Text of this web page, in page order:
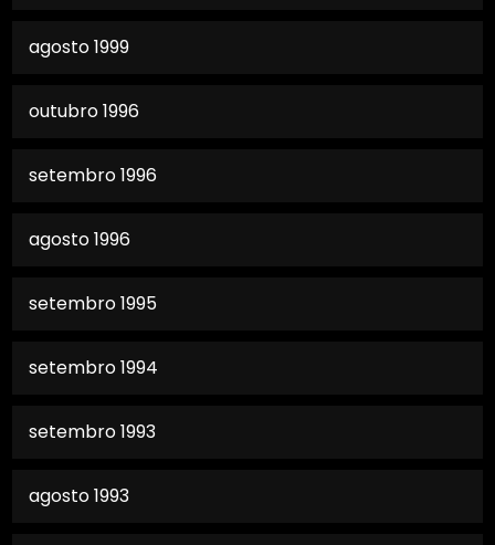
agosto 1999
outubro 1996
setembro 1996
agosto 1996
setembro 1995
setembro 1994
setembro 1993
agosto 1993